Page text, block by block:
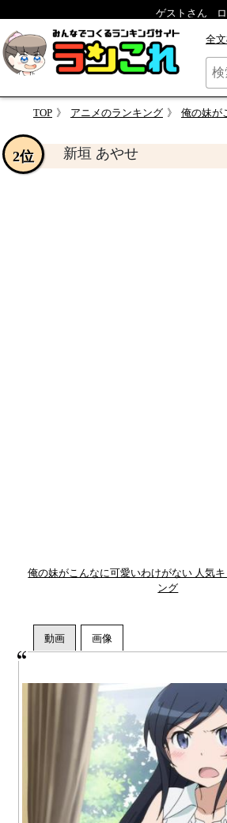
ゲストさん
全
TOP アニメのランキング 俺の妹がこんなに可愛いわけ
新垣 あやせ
2位
俺の妹がこんなに可愛いわけがない 人気
ング